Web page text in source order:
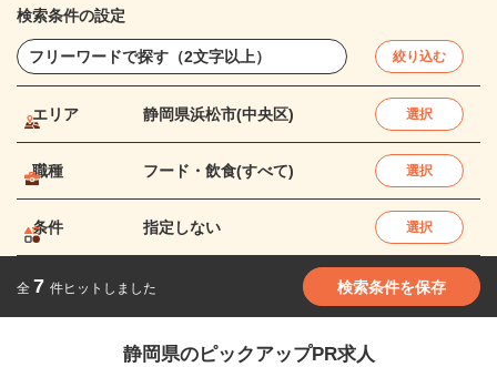
検索条件の設定
絞り込む
エリア 静岡県浜松市(中央区) 選択
職種 フード・飲食(すべて) 選択
条件 指定しない 選択
全 7 件ヒットしました 検索条件を保存
静岡県のピックアップPR求人